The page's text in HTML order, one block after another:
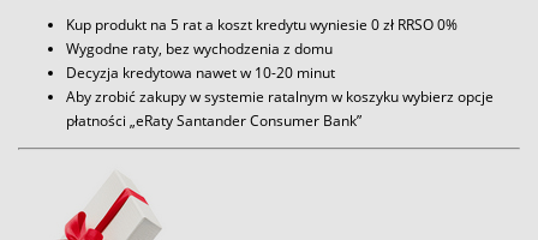
Kup produkt na 5 rat a koszt kredytu wyniesie 0 zł RRSO 0%
Wygodne raty, bez wychodzenia z domu
Decyzja kredytowa nawet w 10-20 minut
Aby zrobić zakupy w systemie ratalnym w koszyku wybierz opcje
płatności „eRaty Santander Consumer Bank”